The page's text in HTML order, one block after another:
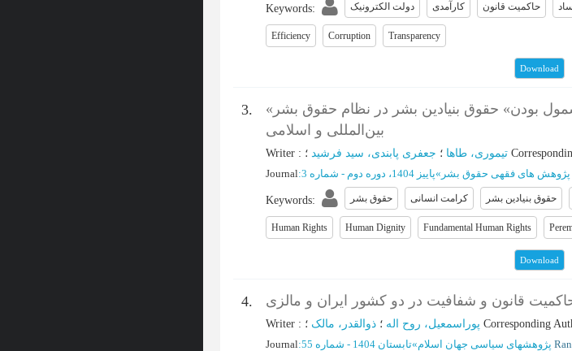
Keywords: دولت الکترونیک کارآمدی حاکمیت قانون
Efficiency Corruption Transparency
Download
3.
«وصف آمره» و «عام الشمول بودن» حقوق بنیادین بشر در نظام حقوق بشر
بین‌المللی و اسلامی
Writer : تیموری، طاها ؛ جعفری پابندی، سید فرشید
Journal: پژوهش های فقهی حقوق بشر »پاییز 1404، دوره دوم - شماره 3
Keywords: حقوق بشر کرامت انسانی حقوق بنیادین بشر
Human Rights Human Dignity Fundamental Human Rights
Download
4. حاکمیت قانون و شفافیت در دو کشور ایران و مالزی
Writer : پوراسمعیل، روح اله ؛ ذوالقدر، مالک Corresponding
Journal: پژوهشهای سیاسی جهان اسلام»تابستان 1404 - شماره 55